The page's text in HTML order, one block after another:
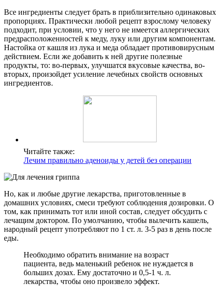
Все ингредиенты следует брать в приблизительно одинаковых
пропорциях. Практически любой рецепт взрослому человеку
подходит, при условии, что у него не имеется аллергических
предрасположенностей к меду, луку или другим компонентам.
Настойка от кашля из лука и меда обладает противовирусным
действием. Если же добавить к ней другие полезные
продукты, то: во-первых, улучшатся вкусовые качества, во-
вторых, произойдет усиление лечебных свойств основных
ингредиентов.
Читайте также:
Лечим правильно аденоиды у детей без операции
Но, как и любые другие лекарства, приготовленные в
домашних условиях, смеси требуют соблюдения дозировки. О
том, как принимать тот или иной состав, следует обсудить с
лечащим доктором. По умолчанию, чтобы вылечить кашель,
народный рецепт употребляют по 1 ст. л. 3-5 раз в день после
еды.
Необходимо обратить внимание на возраст
пациента, ведь маленький ребенок не нуждается в
больших дозах. Ему достаточно и 0,5-1 ч. л.
лекарства, чтобы оно произвело эффект.